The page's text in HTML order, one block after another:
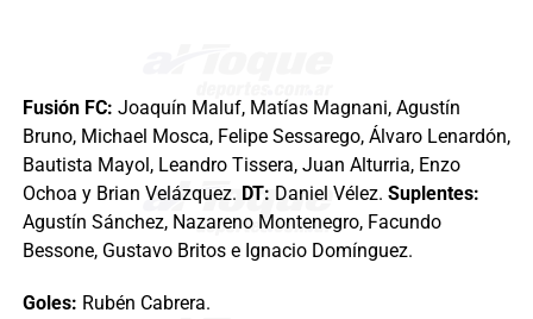
Fusión FC: Joaquín Maluf, Matías Magnani, Agustín
Bruno, Michael Mosca, Felipe Sessarego, Álvaro Lenardón,
Bautista Mayol, Leandro Tissera, Juan Alturria, Enzo
Ochoa y Brian Velázquez. DT: Daniel Vélez. Suplentes:
Agustín Sánchez, Nazareno Montenegro, Facundo
Bessone, Gustavo Britos e Ignacio Domínguez.
Goles: Rubén Cabrera.